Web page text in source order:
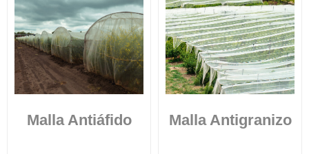
Malla Antiáfido Malla Antigranizo